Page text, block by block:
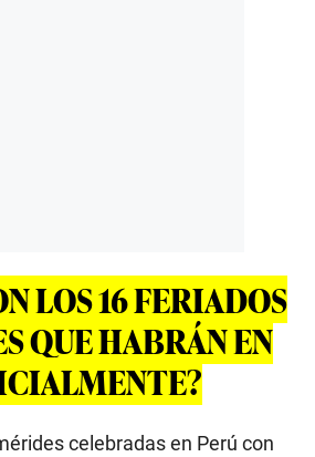
LOS 16 FERIADOS
QUE HABRÁN EN
celebradas en Perú con